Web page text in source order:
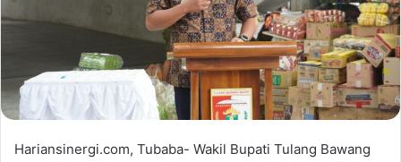
Hariansinergi.com, Tubaba- Wakil Bupati Tulang Bawang